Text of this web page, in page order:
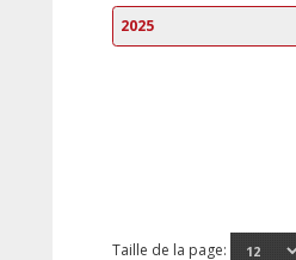
2025
Taille de la page: